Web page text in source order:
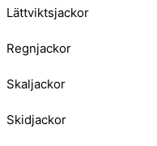
Lättviktsjackor
Regnjackor
Skaljackor
Skidjackor